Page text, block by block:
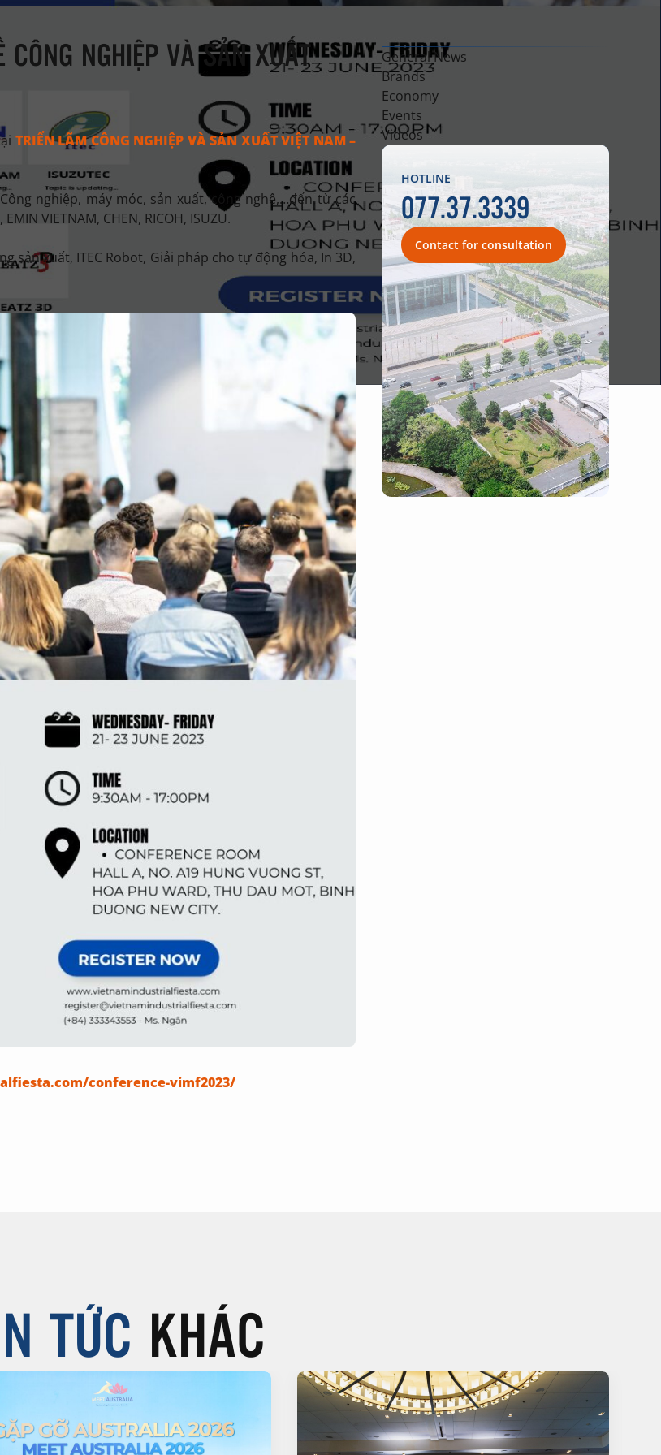
CÔNG NGHIỆP VÀ SẢN XUẤT
TRIỂN LÃM CÔNG NGHIỆP VÀ SẢN XUẤT VIỆT NAM –
nghiệp, máy móc, sản xuất, công nghệ,…đến từ các
VIETNAM, CHEN, RICOH, ISUZU.
sản xuất, ITEC Robot, Giải pháp cho tự động hóa, In 3D,
conference-vimf2023/
General News
Brands
Economy
Events
Videos
HOTLINE
077.37.3339
Contact for consultation
TỨC KHÁC